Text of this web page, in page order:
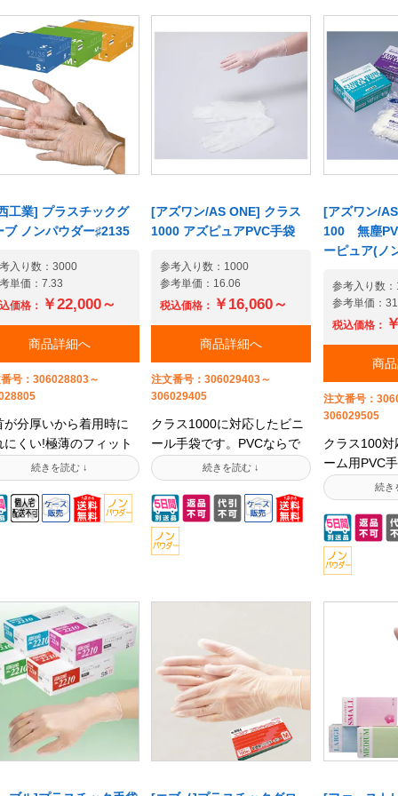
限及び価格改定をさせ
く場合がございます。
、ご注文実績のあるお
につきましても、ご希
数量のご手配ができか
場合がございます。
かく丈夫。またポリエチレ
ン手袋に比べて貼り合わせ
の継ぎ目がないから汚れ作
業にも強く、清掃や介護、
検査、部品組立てなどの機
械作業など幅広い業務にご
利用いただけます。素材や
ご確認いただけます。【コ
ーディネート商品】にお得
なケース販売がございま
す。誠に恐れ入りますが、
本製品は在庫限りで販売終
ます。販売終了にあたりま
記商品をご提案させて頂き
ます。※M、Lサイズは既に
販売を終了させて頂いてお
ります。[ファーストレイト]
プレミアNPVグローブ 1パッ
ク100枚入【法人様限定】本
製品の安全データシートご
提供可能です【法人様限
定】サンプルサービス今般
の中東情勢の緊迫化に伴
た、ご注文実績のあるお客
様につきましても、ご希望
の数量のご手配ができかね
る場合がございます。
です。ビニ
チック手袋)
可塑剤を使
ので食品加
出来ません
かく丈夫。
ン手袋に比
の継ぎ目が
械作業など
利用いただ
サイズ等製
ご確認いた
ーディネー
しでお使い
ク販売がご
恐れ入りま
在庫限りで
させて頂い
売終了にあ
替商品とし
ご提案させ
※M、Lサイ
終了させて
す。[ファー
ミアNPVグ
100枚入【
供可能です
東情勢の緊
価格改定を
がございま
文実績のあ
ましても、
工業] プラスチックグ
ブ ノンパウダー♯2135
入り数：3000
単価：7.33
価格： ￥22,000～
商品詳細へ
号：306028803～
が分厚いから着用時に
にくい!極薄のフィット
肉厚の丈夫さを併せ持
製法ビニール手袋で
一番破れやすい、着用
引っ張る手首部分を肉
想で、指先は素手に近
ィット感で作業性バツ
、手首は厚く着用時の
を防止します。粉無し
ダーフリー)タイプで
1パック200枚入りと小
ボリュームも通常の倍!
補充頻度が減るから手
軽減されます。清掃・
[アズワン/AS ONE] クラス
1000 アズピュアPVC手袋
参考入り数：1000
参考単価：16.06
税込価格： ￥16,060～
商品詳細へ
注文番号：306029403～
306029405
クラス1000に対応したビニ
ール手袋です。PVCならで
はのフィット感としなやか
な装着感が特徴。クラス
1000の環境下で100枚ごと
にパックしています。【法
人様限定】本製品の安全デ
ービス今般の中東情勢の緊
する各種商品に付きまし
て、出荷制限及び価格改定
をさせて頂く場合がござい
ます。また、ご注文実績の
あるお客様につきまして
も、ご希望の数量のご手配
ができかねる場合がござい
[アズワン/
100 無塵
ーピュア(ノ
参考入り数
参考単価：
税込価格：
商
注文番号：
306029505
クラス100
ーム用PVC
に無塵パッ
パウダーレ
加工(18MΩ)
100の高洗浄
ク。フィッ
袋としてお
の安全デー
情勢の緊迫
を材料とす
きまして、
格改定をさ